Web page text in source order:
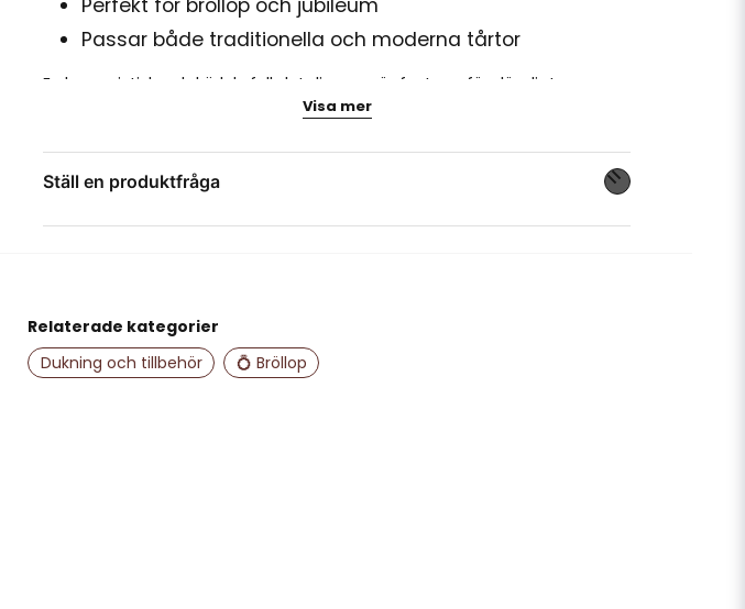
Perfekt för bröllop och jubileum
Passar både traditionella och moderna tårtor
En humoristisk och kärleksfull detalj som gör festen oförglömlig!
Visa mer
Ställ en produktfråga
name
Namn
Relaterade kategorier
Dukning och tillbehör
💍 Bröllop